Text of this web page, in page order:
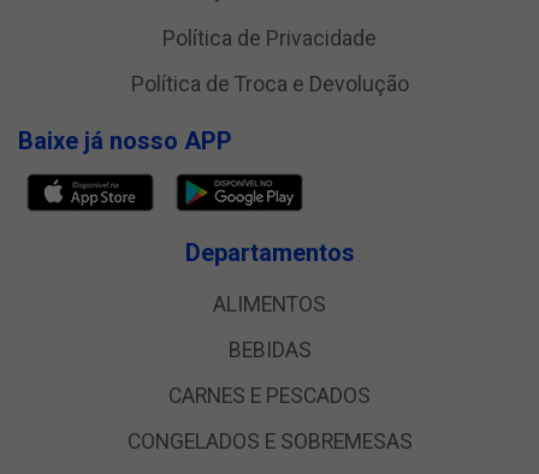
Política de Privacidade
Política de Troca e Devolução
Baixe já nosso APP
Departamentos
ALIMENTOS
BEBIDAS
CARNES E PESCADOS
CONGELADOS E SOBREMESAS